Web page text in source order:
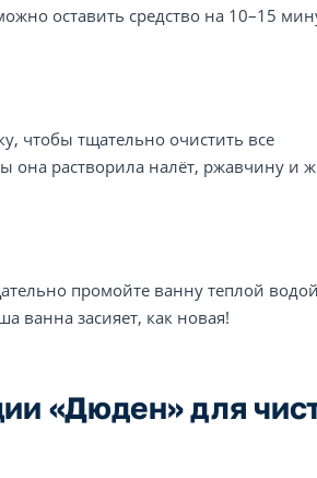
оставить средство на 10–15
чтобы тщательно очистить все
она растворила налёт, ржавчину и
промойте ванну теплой
ванна засияет, как новая!
«Дюден» для